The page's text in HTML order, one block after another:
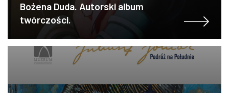
Bożena Duda. Autorski album
twórczości.